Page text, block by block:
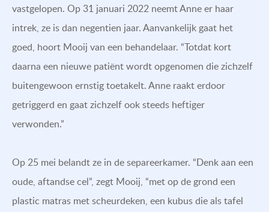
vastgelopen. Op 31 januari 2022 neemt Anne er haar
intrek, ze is dan negentien jaar. Aanvankelijk gaat het
goed, hoort Mooij van een behandelaar. “Totdat kort
daarna een nieuwe patiënt wordt opgenomen die zichzelf
buitengewoon ernstig toetakelt. Anne raakt erdoor
getriggerd en gaat zichzelf ook steeds heftiger
verwonden.”
Op 25 mei belandt ze in de separeerkamer. “Denk aan een
oude, aftandse cel”, zegt Mooij, “met op de grond een
plastic matras met scheurdeken, een kubus die als tafel